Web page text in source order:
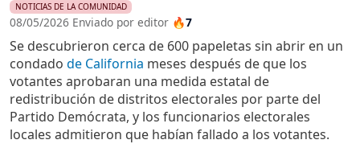
NOTICIAS DE LA COMUNIDAD
08/05/2026 Enviado por editor 🔥7
Se descubrieron cerca de 600 papeletas sin abrir en un
condado de California meses después de que los
votantes aprobaran una medida estatal de
redistribución de distritos electorales por parte del
Partido Demócrata, y los funcionarios electorales
locales admitieron que habían fallado a los votantes.